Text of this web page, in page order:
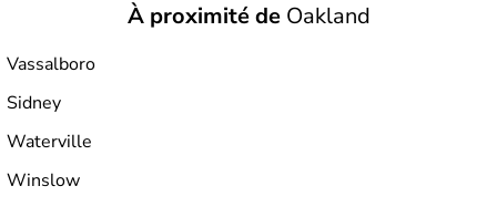
À proximité deOakland
Vassalboro
Sidney
Waterville
Winslow